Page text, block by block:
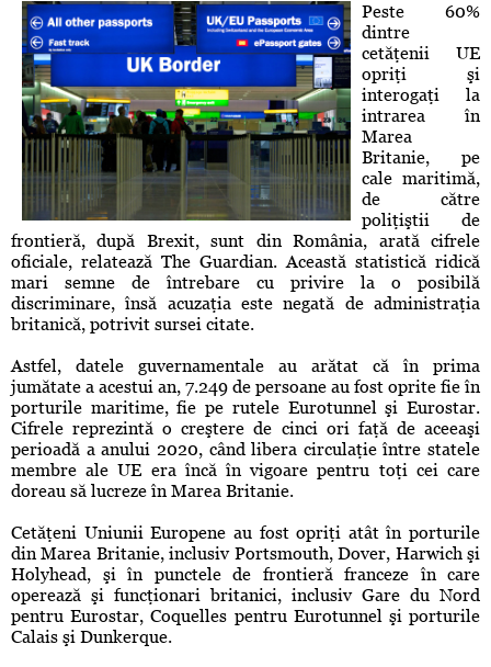
Peste 60%
dintre
cetăţenii UE
opriţi şi
interogaţi la
intrarea în
Marea
Britanie, pe
cale maritimă,
de către
poliţiştii de
frontieră, după Brexit, sunt din România, arată cifrele
oficiale, relatează The Guardian. Această statistică ridică
mari semne de întrebare cu privire la o posibilă
discriminare, însă acuzaţia este negată de administraţia
britanică, potrivit sursei citate.
Astfel, datele guvernamentale au arătat că în prima
jumătate a acestui an, 7.249 de persoane au fost oprite fie în
porturile maritime, fie pe rutele Eurotunnel şi Eurostar.
Cifrele reprezintă o creştere de cinci ori faţă de aceeaşi
perioadă a anului 2020, când libera circulaţie între statele
membre ale UE era încă în vigoare pentru toţi cei care
doreau să lucreze în Marea Britanie.
Cetăţeni Uniunii Europene au fost opriţi atât în porturile
din Marea Britanie, inclusiv Portsmouth, Dover, Harwich şi
Holyhead, şi în punctele de frontieră franceze în care
operează şi funcţionari britanici, inclusiv Gare du Nord
pentru Eurostar, Coquelles pentru Eurotunnel şi porturile
Calais şi Dunkerque.